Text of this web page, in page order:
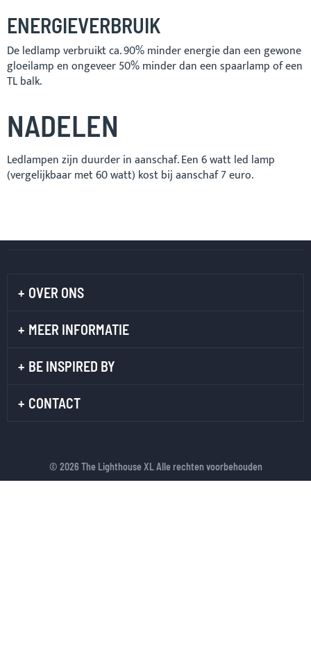
ENERGIEVERBRUIK
De ledlamp verbruikt ca. 90% minder energie dan een gewone
gloeilamp en ongeveer 50% minder dan een spaarlamp of een
TL balk.
NADELEN
Ledlampen zijn duurder in aanschaf. Een 6 watt led lamp
(vergelijkbaar met 60 watt) kost bij aanschaf 7 euro.
OVER ONS
MEER INFORMATIE
BE INSPIRED BY
CONTACT
© 2026 The Lighthouse XL Alle rechten voorbehouden